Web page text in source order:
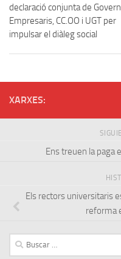
declaració conjunta de
Empresaris, CC.OO i UGT per
impulsar el diàleg social
XARXES:
Ens treuen la paga
Els rectors universitaris
reforma
Buscar: